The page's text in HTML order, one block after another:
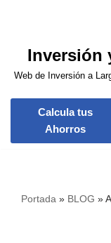
contenido
Inversión
Web de Inversión a
Calcula tus
Ahorros
Portada » BLOG »